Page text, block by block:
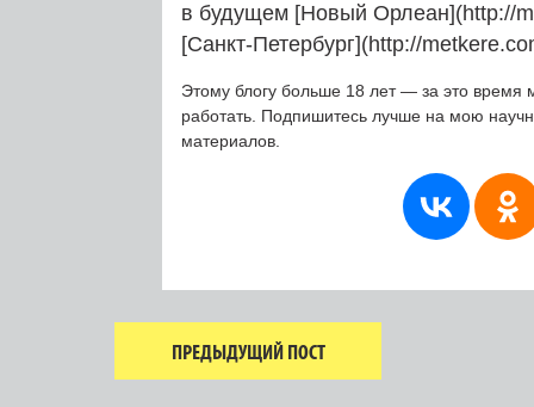
в будущем [Новый Орлеан](http://
[Санкт-Петербург](http://
Этому блогу больше 18 лет — за это время
работать. Подпишитесь лучше на мою
материалов.
ПРЕДЫДУЩИЙ ПОСТ